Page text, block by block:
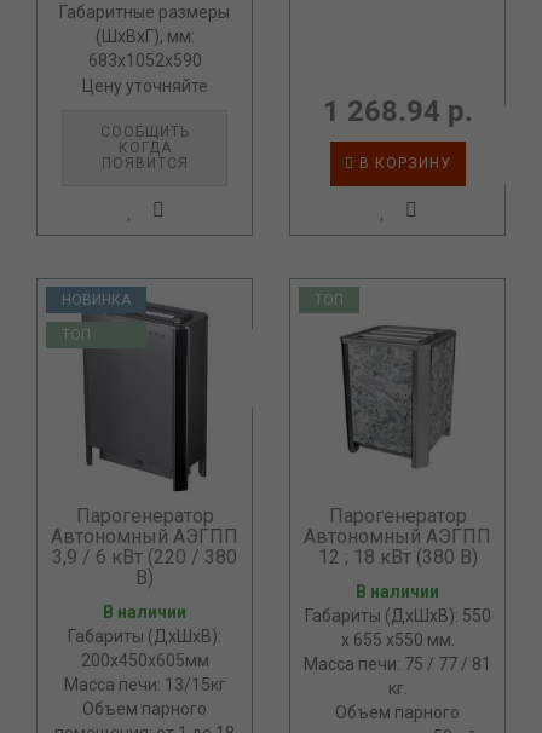
Габаритные размеры
(ШхВхГ), мм:
683х1052х590
Цену уточняйте
СООБЩИТЬ
КОГДА
ПОЯВИТСЯ
1 268.94 р.
В КОРЗИНУ
НОВИНКА
ТОП
Парогенератор
Автономный АЭГПП
3,9 / 6 кВт (220 / 380
В)
В наличии
Габариты (ДхШхВ):
200х450х605мм
Масса печи: 13/15кг
Объем парного
ТОП
Парогенератор
Автономный АЭГПП
12 ; 18 кВт (380 В)
В наличии
Габариты (ДхШхВ): 550
х 655 х550 мм.
Масса печи: 75 / 77 / 81
кг.
Объем парного